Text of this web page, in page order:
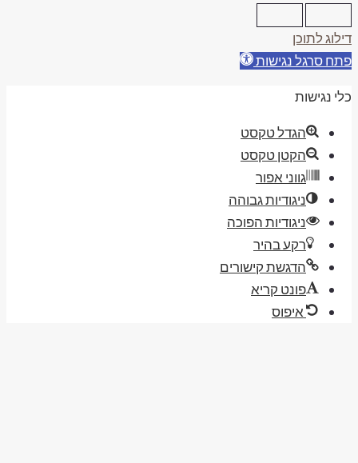
לתוכן
סרגל נגישות
נגישות
הגדל טקסט
הקטן טקסט
גווני אפור
ניגודיות גבוהה
ניגודיות הפוכה
רקע בהיר
הדגשת קישורים
פונט קריא
איפוס